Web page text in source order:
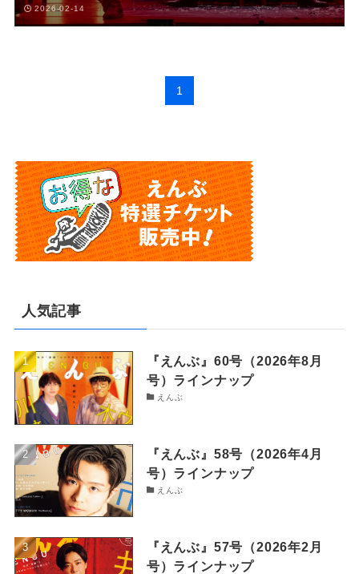
2026-02-14
1
人気記事
『えんぶ』60号（2026年8月
号）ラインナップ
えんぶ
『えんぶ』58号（2026年4月
号）ラインナップ
えんぶ
『えんぶ』57号（2026年2月
号）ラインナップ